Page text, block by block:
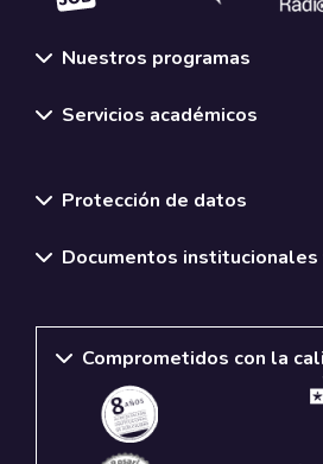
Nuestros programas
Servicios académicos
Protección de datos
Documentos
Comprometidos con la